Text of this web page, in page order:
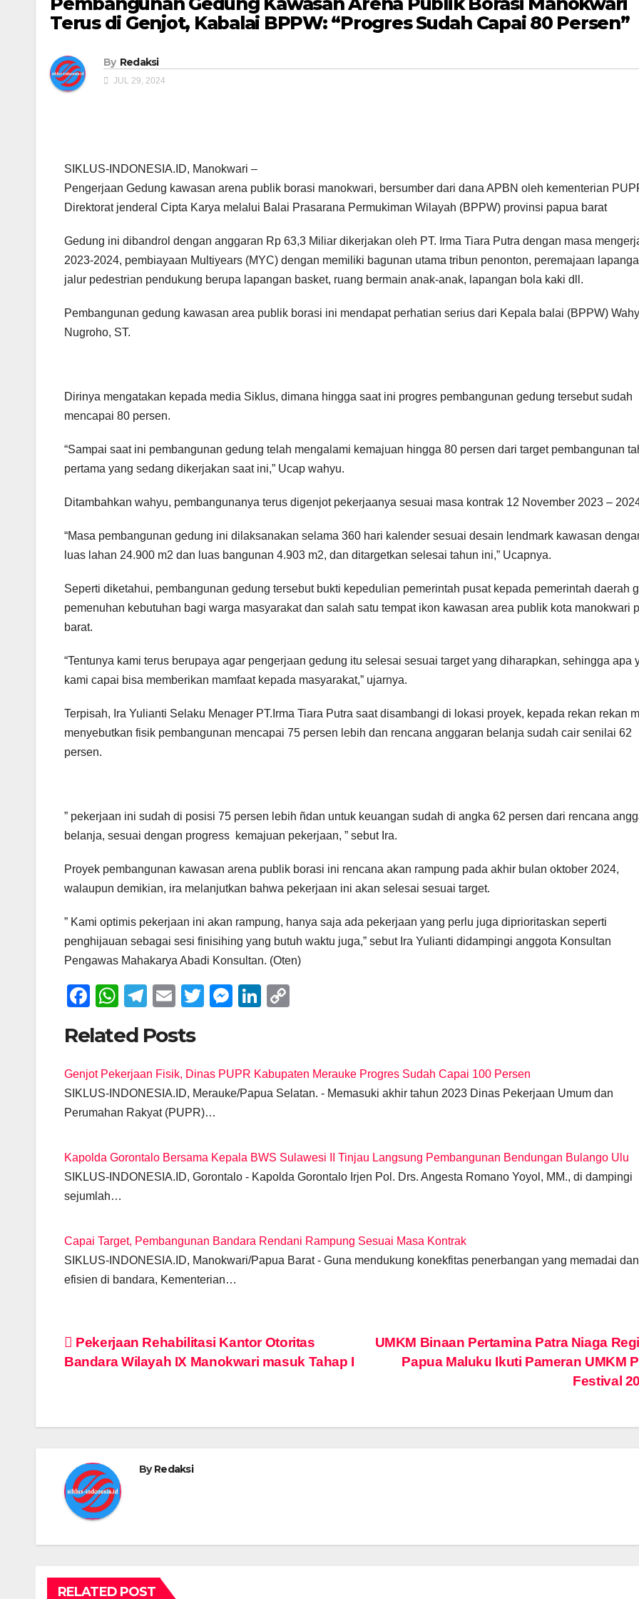
Terus di Genjot, Kabalai BPPW: “Progres Sudah Capai 80 Persen”
By Redaksi
JUL 29, 2024
SIKLUS-INDONESIA.ID, Manokwari –
Pengerjaan Gedung kawasan arena publik borasi manokwari, bersumber dari dana APBN oleh kementerian
Direktorat jenderal Cipta Karya melalui Balai Prasarana Permukiman Wilayah (BPPW) provinsi papua barat
Gedung ini dibandrol dengan anggaran Rp 63,3 Miliar dikerjakan oleh PT. Irma Tiara Putra dengan masa
2023-2024, pembiayaan Multiyears (MYC) dengan memiliki bagunan utama tribun penonton, peremajaan
jalur pedestrian pendukung berupa lapangan basket, ruang bermain anak-anak, lapangan bola kaki dll.
Pembangunan gedung kawasan area publik borasi ini mendapat perhatian serius dari Kepala balai (BPPW)
Nugroho, ST.
Dirinya mengatakan kepada media Siklus, dimana hingga saat ini progres pembangunan gedung tersebut sudah
mencapai 80 persen.
“Sampai saat ini pembangunan gedung telah mengalami kemajuan hingga 80 persen dari target pembangunan
pertama yang sedang dikerjakan saat ini,” Ucap wahyu.
Ditambahkan wahyu, pembangunanya terus digenjot pekerjaanya sesuai masa kontrak 12 November 2023 –
“Masa pembangunan gedung ini dilaksanakan selama 360 hari kalender sesuai desain lendmark kawasan
luas lahan 24.900 m2 dan luas bangunan 4.903 m2, dan ditargetkan selesai tahun ini,” Ucapnya.
Seperti diketahui, pembangunan gedung tersebut bukti kepedulian pemerintah pusat kepada pemerintah daerah
pemenuhan kebutuhan bagi warga masyarakat dan salah satu tempat ikon kawasan area publik kota manokwari
barat.
“Tentunya kami terus berupaya agar pengerjaan gedung itu selesai sesuai target yang diharapkan, sehingga apa
kami capai bisa memberikan mamfaat kepada masyarakat,” ujarnya.
Terpisah, Ira Yulianti Selaku Menager PT.Irma Tiara Putra saat disambangi di lokasi proyek, kepada rekan rekan
menyebutkan fisik pembangunan mencapai 75 persen lebih dan rencana anggaran belanja sudah cair senilai 62
persen.
” pekerjaan ini sudah di posisi 75 persen lebih ñdan untuk keuangan sudah di angka 62 persen dari rencana
belanja, sesuai dengan progress kemajuan pekerjaan, ” sebut Ira.
Proyek pembangunan kawasan arena publik borasi ini rencana akan rampung pada akhir bulan oktober 2024,
walaupun demikian, ira melanjutkan bahwa pekerjaan ini akan selesai sesuai target.
” Kami optimis pekerjaan ini akan rampung, hanya saja ada pekerjaan yang perlu juga diprioritaskan seperti
penghijauan sebagai sesi finisihing yang butuh waktu juga,” sebut Ira Yulianti didampingi anggota Konsultan
Pengawas Mahakarya Abadi Konsultan. (Oten)
F
c
e
b
o
k
W
at
s
A
p
T
e
gr
a
m
E
ail
T
er
M
e
n
Li
e
dI
y
Li
Related Posts
Genjot Pekerjaan Fisik, Dinas PUPR Kabupaten Merauke Progres Sudah Capai 100 Persen
SIKLUS-INDONESIA.ID, Merauke/Papua Selatan. - Memasuki akhir tahun 2023 Dinas Pekerjaan Umum dan
Perumahan Rakyat (PUPR)…
Kapolda Gorontalo Bersama Kepala BWS Sulawesi II Tinjau Langsung Pembangunan Bendungan Bulango Ulu
SIKLUS-INDONESIA.ID, Gorontalo - Kapolda Gorontalo Irjen Pol. Drs. Angesta Romano Yoyol, MM., di dampingi
sejumlah…
Capai Target, Pembangunan Bandara Rendani Rampung Sesuai Masa Kontrak
SIKLUS-INDONESIA.ID, Manokwari/Papua Barat - Guna mendukung konekfitas penerbangan yang memadai dan
efisien di bandara, Kementerian…
Post
navigation
UMKM Binaan Pertamina Patra Niaga
Papua Maluku Ikuti Pameran UMKM
Festival
Pekerjaan Rehabilitasi Kantor Otoritas
Bandara Wilayah IX Manokwari masuk Tahap I
ByRedaksi
RELATED POST